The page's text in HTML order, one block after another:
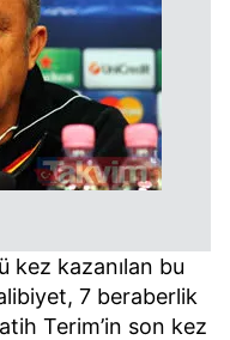
kez kazanılan bu
7 beraberlik
Terim’in son kez